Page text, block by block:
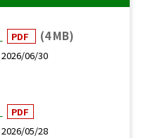
PDF (4 MB)
2026/06/30
PDF
2026/05/28